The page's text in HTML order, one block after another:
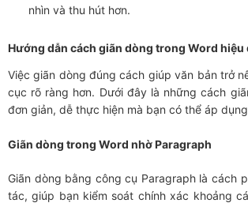
nhìn và thu hút hơn.
Hướng dẫn cách giãn dòng trong Word hiệu
Việc giãn dòng đúng cách giúp văn bản trở
cục rõ ràng hơn. Dưới đây là những cách
đơn giản, dễ thực hiện mà bạn có thể áp
Giãn dòng trong Word nhờ Paragraph
Giãn dòng bằng công cụ Paragraph là cách
tác, giúp bạn kiểm soát chính xác khoảng